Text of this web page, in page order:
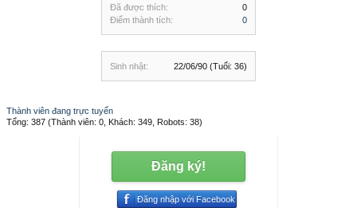
Đã được thích:
0
Điểm thành tích:
0
Sinh nhật: 22/06/90 (Tuổi: 36)
Thành viên đang trực tuyến
Tổng: 387 (Thành viên: 0, Khách: 349, Robots: 38)
Đăng ký!
Đăng nhập với Facebook